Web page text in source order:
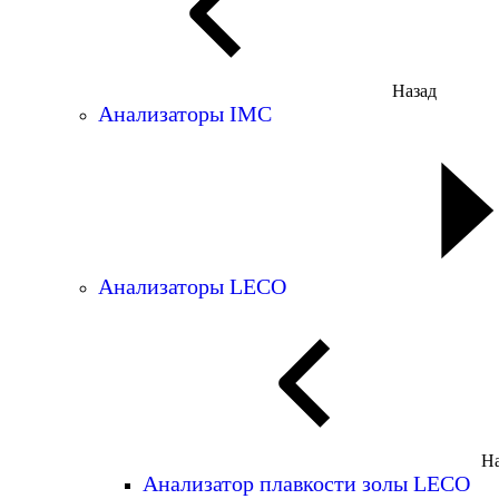
Назад
Анализаторы IMC
Анализаторы LECO
Анализатор плавкости золы LECO